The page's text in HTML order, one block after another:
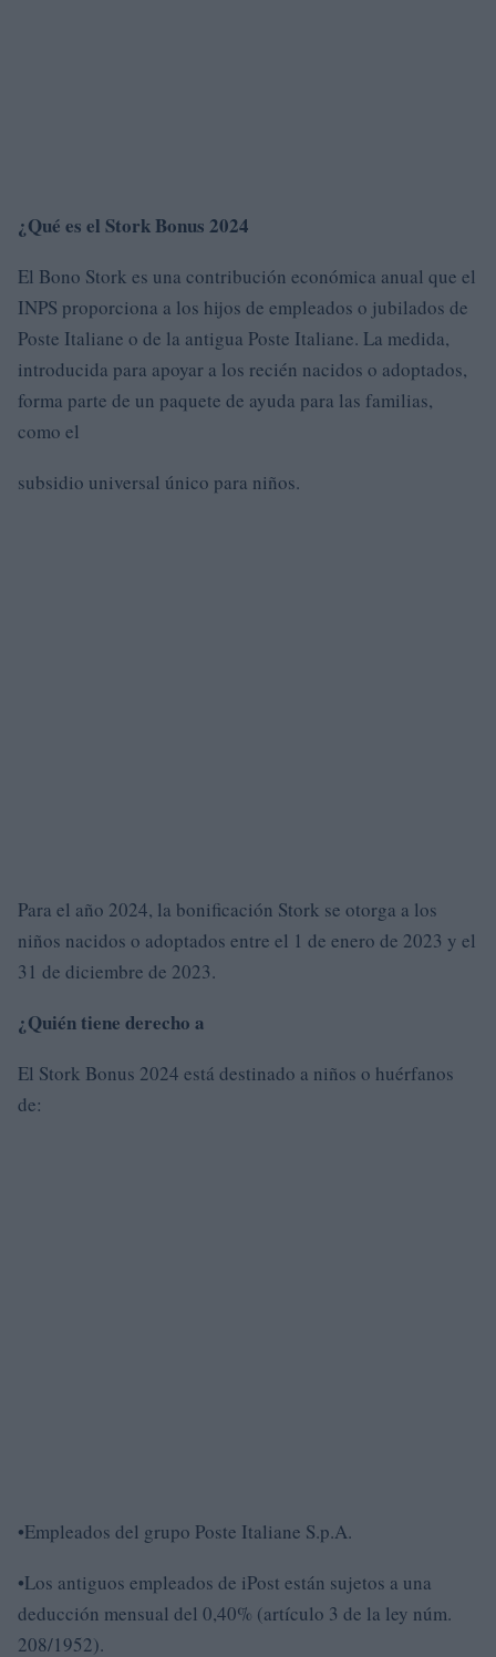
¿Qué es el Stork Bonus 2024
El Bono Stork es una contribución económica anual que el
INPS proporciona a los hijos de empleados o jubilados de
Poste Italiane o de la antigua Poste Italiane. La medida,
introducida para apoyar a los recién nacidos o adoptados,
forma parte de un paquete de ayuda para las familias,
como el
subsidio universal único para niños.
Para el año 2024, la bonificación Stork se otorga a los
niños nacidos o adoptados entre el 1 de enero de 2023 y el
31 de diciembre de 2023.
¿Quién tiene derecho a
El Stork Bonus 2024 está destinado a niños o huérfanos
de:
•Empleados del grupo Poste Italiane S.p.A.
•Los antiguos empleados de iPost están sujetos a una
deducción mensual del 0,40% (artículo 3 de la ley núm.
208/1952).